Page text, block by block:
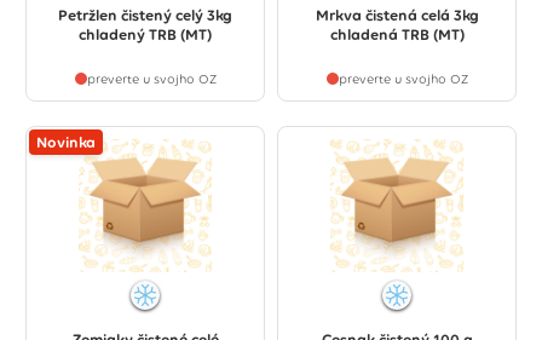
Petržlen čistený celý 3kg
chladený TRB (MT)
preverte u svojho OZ
Mrkva čistená celá 3kg
chladená TRB (MT)
preverte u svojho OZ
Novinka